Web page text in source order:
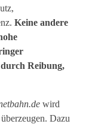
Keine andere
Reibung,
wird
Dazu